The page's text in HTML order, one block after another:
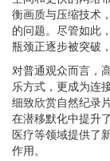
衡画质与压缩技术
的问题。尽管如此
瓶颈正逐步被突破
对普通观众而言，
乐方式，更成为连
细致欣赏自然纪录
在潜移默化中提升
医疗等领域提供了
作用。